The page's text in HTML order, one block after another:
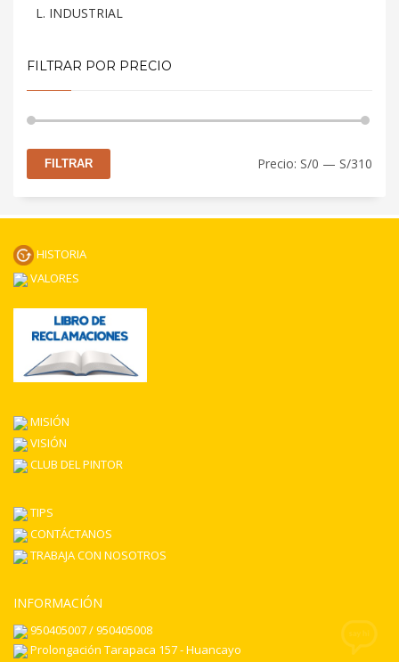
L. INDUSTRIAL
FILTRAR POR PRECIO
FILTRAR Precio: S/0 — S/310
HISTORIA
VALORES
MISIÓN
VISIÓN
CLUB DEL PINTOR
TIPS
CONTÁCTANOS
TRABAJA CON NOSOTROS
INFORMACIÓN
950405007 / 950405008
Prolongación Tarapaca 157 - Huancayo